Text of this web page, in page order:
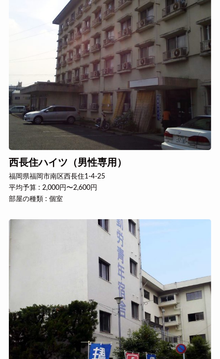
西長住ハイツ（男性専用）
福岡県福岡市南区西長住1-4-25
平均予算 : 2,000円〜2,600円
部屋の種類 : 個室